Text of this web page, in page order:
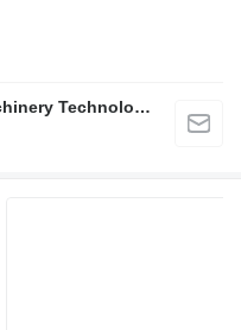
XuZhou Shenwei Foundation Machinery Technology